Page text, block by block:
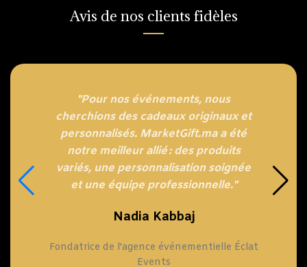
Avis de nos clients fidèles
"Pour nos événements, nous
cherchions des cadeaux originaux et
personnalisés. MarketGift.ma a été
notre meilleur allié : des produits
variés, une personnalisation soignée
et une équipe professionnelle."
Nadia Kabbaj
Fondatrice de l'agence événementielle Éclat
Events